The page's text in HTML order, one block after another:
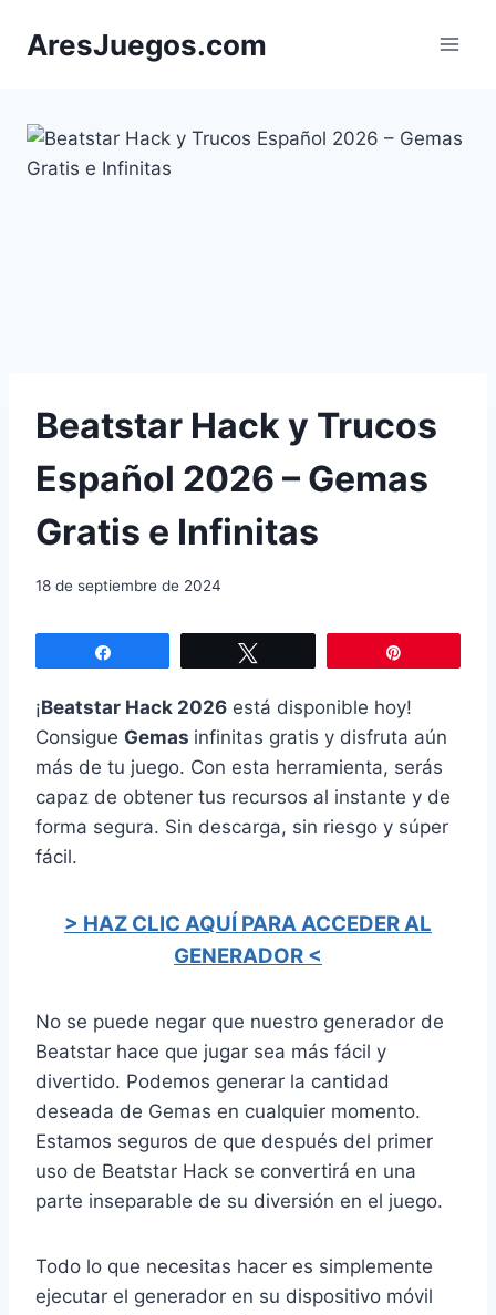
AresJuegos.com
Beatstar Hack y Trucos
Español 2026 – Gemas
Gratis e Infinitas
18 de septiembre de 2024
¡Beatstar Hack 2026 está disponible hoy!
Consigue Gemas infinitas gratis y disfruta aún
más de tu juego. Con esta herramienta, serás
capaz de obtener tus recursos al instante y de
forma segura. Sin descarga, sin riesgo y súper
fácil.
> HAZ CLIC AQUÍ PARA ACCEDER AL
GENERADOR <
No se puede negar que nuestro generador de
Beatstar hace que jugar sea más fácil y
divertido. Podemos generar la cantidad
deseada de Gemas en cualquier momento.
Estamos seguros de que después del primer
uso de Beatstar Hack se convertirá en una
parte inseparable de su diversión en el juego.
Todo lo que necesitas hacer es simplemente
ejecutar el generador en su dispositivo móvil